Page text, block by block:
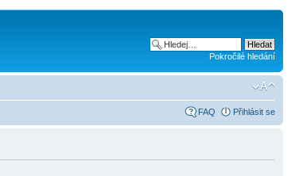
Pokročilé hledání
FAQ Přihlásit se